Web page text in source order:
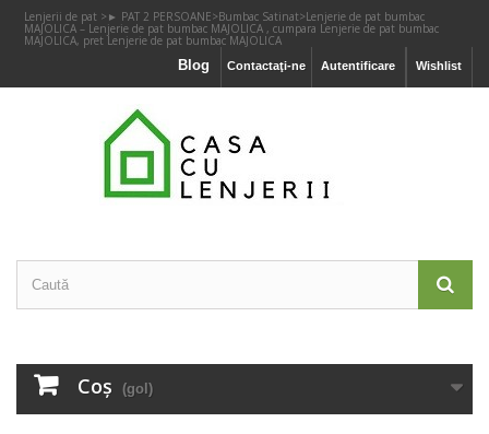
Lenjerii de pat > ► PAT 2 PERSOANE>Bumbac Satinat>Lenjerie de pat bumbac
MAJOLICA – Lenjerie de pat bumbac MAJOLICA , cumpara Lenjerie de pat bumbac
MAJOLICA, pret Lenjerie de pat bumbac MAJOLICA
Wishlist
Autentificare
Contactaţi-ne
Blog
Coş (gol)